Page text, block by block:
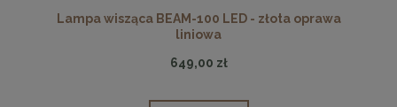
Lampa wisząca BEAM-100 LED - złota oprawa
liniowa
649,00 zł